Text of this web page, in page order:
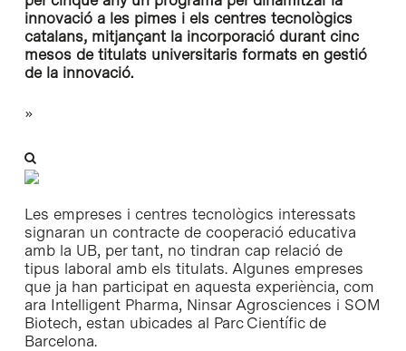
innovació a les pimes i els centres tecnològics
catalans, mitjançant la incorporació durant cinc
mesos de titulats universitaris formats en gestió
de la innovació.
»
Les empreses i centres tecnològics interessats
signaran un contracte de cooperació educativa
amb la UB, per tant, no tindran cap relació de
tipus laboral amb els titulats. Algunes empreses
que ja han participat en aquesta experiència, com
ara Intelligent Pharma, Ninsar Agrosciences i SOM
Biotech, estan ubicades al Parc Científic de
Barcelona.